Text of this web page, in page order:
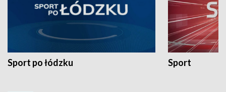
Sport po łódzku Sport